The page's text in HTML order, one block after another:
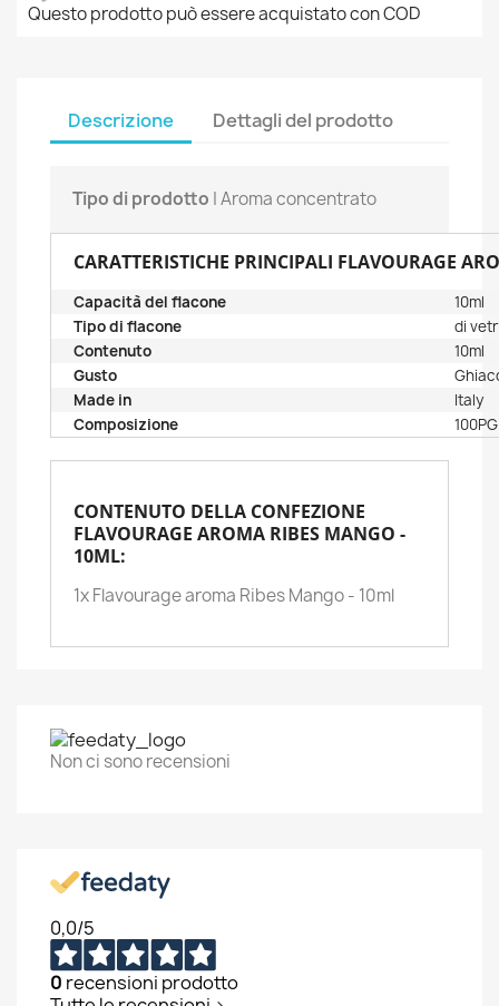
Questo prodotto può essere acquistato con COD
Descrizione Dettagli del prodotto
Tipo di prodotto | Aroma concentrato
CARATTERISTICHE PRINCIPALI FLAVOURAGE
Capacità del flacone
10ml
Tipo di flacone
di
Contenuto
10ml
Gusto
Made in
Italy
Composizione
100PG
CONTENUTO DELLA CONFEZIONE
FLAVOURAGE AROMA RIBES MANGO -
10ML:
1x Flavourage aroma Ribes Mango - 10ml
Non ci sono recensioni
0,0/5
0 recensioni prodotto